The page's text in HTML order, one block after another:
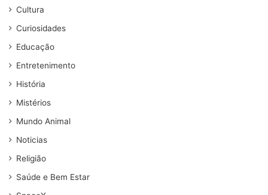
Cultura
Curiosidades
Educação
Entretenimento
História
Mistérios
Mundo Animal
Noticias
Religião
Saúde e Bem Estar